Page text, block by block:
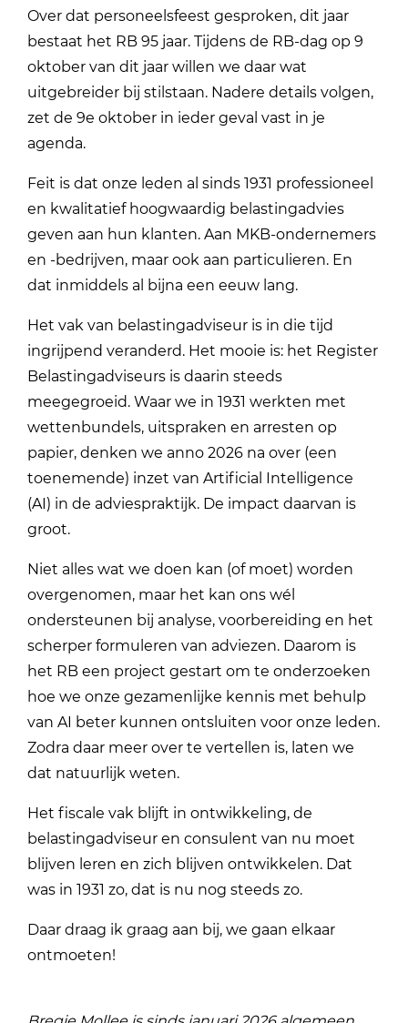
Over dat personeelsfeest gesproken, dit jaar
bestaat het RB 95 jaar. Tijdens de RB-dag op 9
oktober van dit jaar willen we daar wat
uitgebreider bij stilstaan. Nadere details volgen,
zet de 9e oktober in ieder geval vast in je
agenda.
Feit is dat onze leden al sinds 1931 professioneel
en kwalitatief hoogwaardig belastingadvies
geven aan hun klanten. Aan MKB-ondernemers
en -bedrijven, maar ook aan particulieren. En
dat inmiddels al bijna een eeuw lang.
Het vak van belastingadviseur is in die tijd
ingrijpend veranderd. Het mooie is: het Register
Belastingadviseurs is daarin steeds
meegegroeid. Waar we in 1931 werkten met
wettenbundels, uitspraken en arresten op
papier, denken we anno 2026 na over (een
toenemende) inzet van Artificial Intelligence
(AI) in de adviespraktijk. De impact daarvan is
groot.
Niet alles wat we doen kan (of moet) worden
overgenomen, maar het kan ons wél
ondersteunen bij analyse, voorbereiding en het
scherper formuleren van adviezen. Daarom is
het RB een project gestart om te onderzoeken
hoe we onze gezamenlijke kennis met behulp
van AI beter kunnen ontsluiten voor onze leden.
Zodra daar meer over te vertellen is, laten we
dat natuurlijk weten.
Het fiscale vak blijft in ontwikkeling, de
belastingadviseur en consulent van nu moet
blijven leren en zich blijven ontwikkelen. Dat
was in 1931 zo, dat is nu nog steeds zo.
Daar draag ik graag aan bij, we gaan elkaar
ontmoeten!